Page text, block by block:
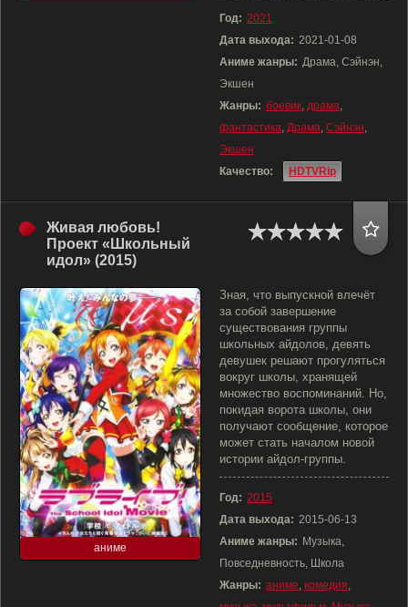
Год: 2021
Дата выхода: 2021-01-08
Аниме жанры: Драма, Сэйнэн,
Экшен
Жанры: боевик, драма,
фантастика, Драма, Сэйнэн,
Экшен
Качество:
HDTVRip
Живая любовь!
Проект «Школьный
идол» (2015)
аниме
Зная, что выпускной влечёт
за собой завершение
существования группы
школьных айдолов, девять
девушек решают прогуляться
вокруг школы, хранящей
множество воспоминаний. Но,
покидая ворота школы, они
получают сообщение, которое
может стать началом новой
истории айдол-группы.
Год: 2015
Дата выхода: 2015-06-13
Аниме жанры: Музыка,
Повседневность, Школа
Жанры: аниме, комедия,